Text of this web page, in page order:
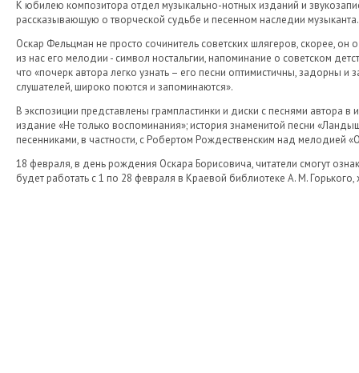
К юбилею композитора отдел музыкально-нотных изданий и
рассказывающую о творческой судьбе и песенном наследии музыканта.
Оскар Фельцман не просто сочинитель советских шлягеров, скорее,
из нас его мелодии - символ ностальгии, напоминание о советском
что «почерк автора легко узнать – его песни оптимистичны, задорны
слушателей, широко поются и запоминаются».
В экспозиции представлены грампластинки и диски с песнями автора
издание «Не только воспоминания»; история знаменитой песни
песенниками, в частности, с Робертом Рождественским над мелодией
18 февраля, в день рождения Оскара Борисовича, читатели смогут
будет работать с 1 по 28 февраля в Краевой библиотеке А. М. Горького,